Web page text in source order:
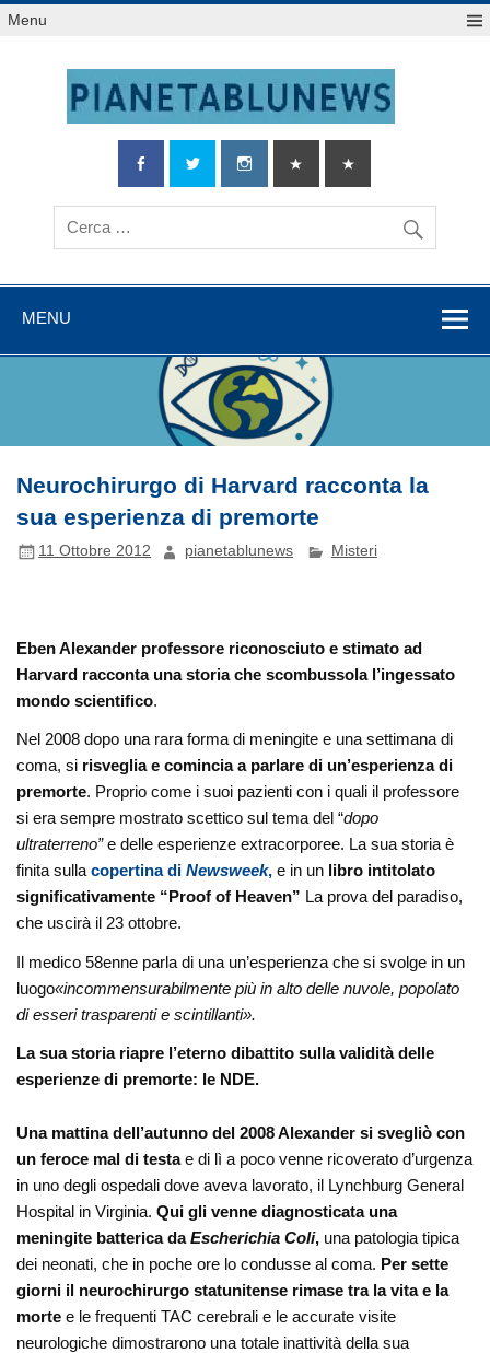
Salta
alMenu
MENU
Neurochirurgo di Harvard racconta la
sua esperienza di premorte
11 Ottobre 2012 pianetablunews Misteri
Eben Alexander professore riconosciuto e stimato ad
Harvard racconta una storia che scombussola l’ingessato
mondo scientifico.
Nel 2008 dopo una rara forma di meningite e una settimana di
coma, si risveglia e comincia a parlare di un’esperienza di
premorte. Proprio come i suoi pazienti con i quali il professore
si era sempre mostrato scettico sul tema del “dopo
ultraterreno”e delle esperienze extracorporee. La sua storia è
finita sullacopertina diNewsweek, e in un libro intitolato
significativamente “Proof of Heaven” La prova del paradiso,
che uscirà il 23 ottobre.
Il medico 58enne parla di una un’esperienza che si svolge in un
luogo«incommensurabilmente più in alto delle nuvole, popolato
di esseri trasparenti e scintillanti».
La sua storia riapre l’eterno dibattito sulla validità delle
esperienze di premorte: le NDE.
Una mattina dell’autunno del 2008 Alexander si svegliò con
un feroce mal di testae di lì a poco venne ricoverato d’urgenza
in uno degli ospedali dove aveva lavorato, il Lynchburg General
Hospital in Virginia.Qui gli venne diagnosticata una
meningite batterica daEscherichia Coli, una patologia tipica
dei neonati, che in poche ore lo condusse al coma. Per sette
giorni il neurochirurgo statunitense rimase tra la vita e la
morte e le frequenti TAC cerebrali e le accurate visite
neurologiche dimostrarono una totale inattività della sua